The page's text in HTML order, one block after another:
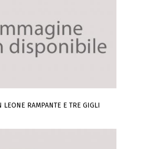
LEONE RAMPANTE E TRE GIGLI